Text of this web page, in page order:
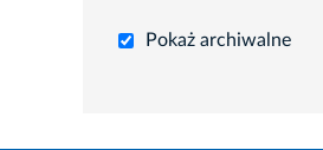
Pokaż archiwalne